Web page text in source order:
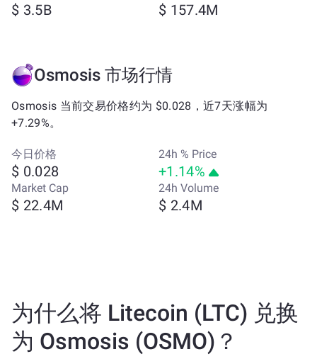
$ 3.5B $ 157.4M
Osmosis 市场行情
Osmosis 当前交易价格约为 $0.028，近7天涨幅为
+7.29%。
今日价格
$ 0.028
24h % Price
+1.14%
Market Cap
$ 22.4M
24h Volume
$ 2.4M
为什么将 Litecoin (LTC) 兑换
为 Osmosis (OSMO)？